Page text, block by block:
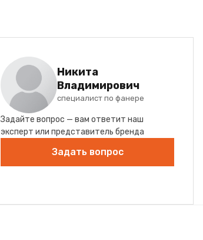
Никита
Владимирович
специалист по фанере
Задайте вопрос — вам ответит наш
эксперт или представитель бренда
Задать вопрос